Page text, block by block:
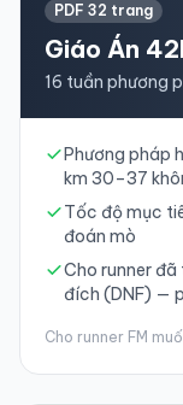
PDF 32 trang
Giáo Án
16 tuần phương
Phương pháp
km 30–37
Tốc độ mục
đoán mò
Cho runner
đích (DNF) —
Cho runner FM